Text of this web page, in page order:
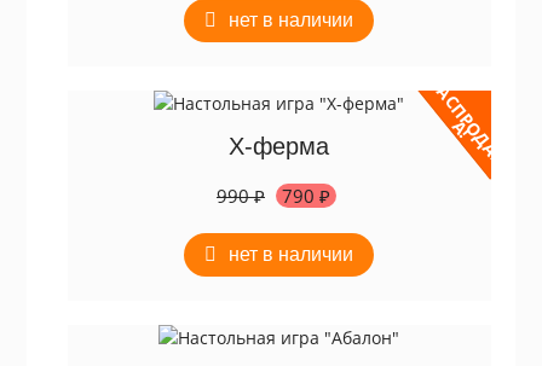
нет в наличии
Р
А
С
П
Р
О
Д
А
Ж
А
!
X-ферма
990₽ Первоначальная
составляла
990 ₽.
790 ₽
790 ₽.
нет в наличии